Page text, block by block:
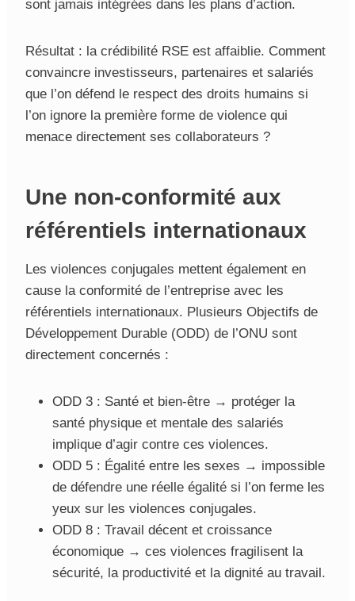
sont jamais intégrées dans les plans d’action.
Résultat : la crédibilité RSE est affaiblie. Comment
convaincre investisseurs, partenaires et salariés
que l’on défend le respect des droits humains si
l’on ignore la première forme de violence qui
menace directement ses collaborateurs ?
Une non-conformité aux
référentiels internationaux
Les violences conjugales mettent également en
cause la conformité de l’entreprise avec les
référentiels internationaux. Plusieurs Objectifs de
Développement Durable (ODD) de l’ONU sont
directement concernés :
ODD 3 : Santé et bien-être → protéger la
santé physique et mentale des salariés
implique d’agir contre ces violences.
ODD 5 : Égalité entre les sexes → impossible
de défendre une réelle égalité si l’on ferme les
yeux sur les violences conjugales.
ODD 8 : Travail décent et croissance
économique → ces violences fragilisent la
sécurité, la productivité et la dignité au travail.